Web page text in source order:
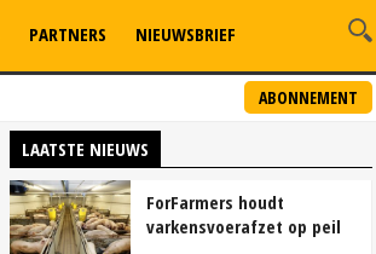
ABONNEMENT
PARTNERS NIEUWSBRIEF
LAATSTE NIEUWS
ForFarmers houdt
varkensvoerafzet op peil